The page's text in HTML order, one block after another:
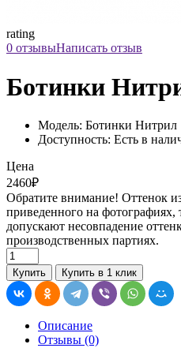
rating
0 отзывыНаписать отзыв
Ботинки
Модель: Ботинки Нитрил
Доступность: Есть в
Цена
2460₽
Обратите внимание! Оттенок
приведенного на фотографиях,
допускают несовпадение
производственных партиях.
Купить Купить в 1 клик
Описание
Отзывы (0)